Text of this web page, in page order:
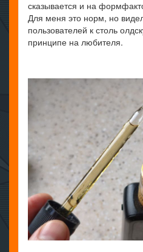
сказывается и на
Для меня это норм, но
пользователей к столь
принципе на любителя.